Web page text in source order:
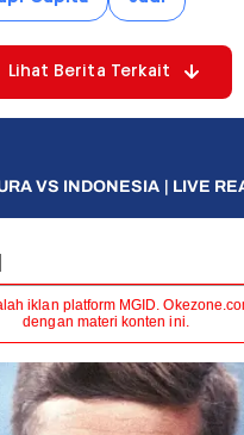
Lihat Berita Terkait
VS INDONESIA | LIVE